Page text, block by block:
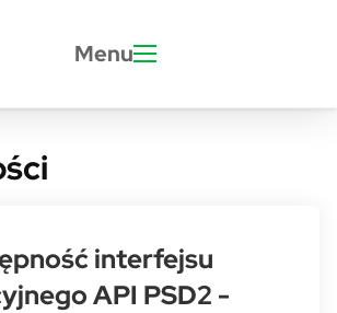
Menu
interfejsu
API PSD2 -